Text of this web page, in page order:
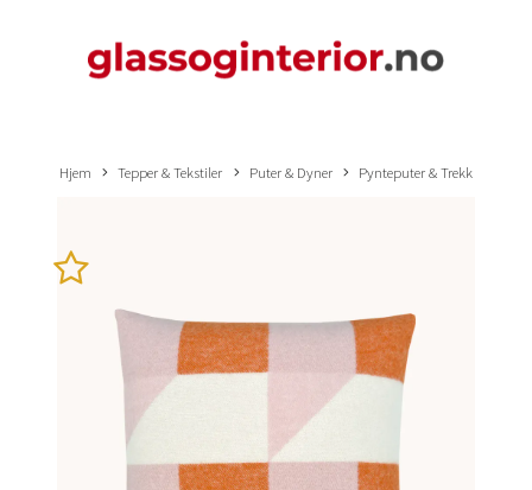
Hjem Tepper & Tekstiler Puter & Dyner Pynteputer & Trekk